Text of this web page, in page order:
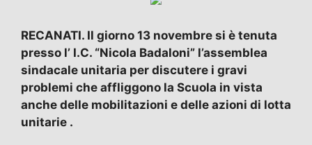
RECANATI. Il giorno 13 novembre si è tenuta
presso l’ I.C. “Nicola Badaloni” l’assemblea
sindacale unitaria per discutere i gravi
problemi che affliggono la Scuola in vista
anche delle mobilitazioni e delle azioni di lotta
unitarie .